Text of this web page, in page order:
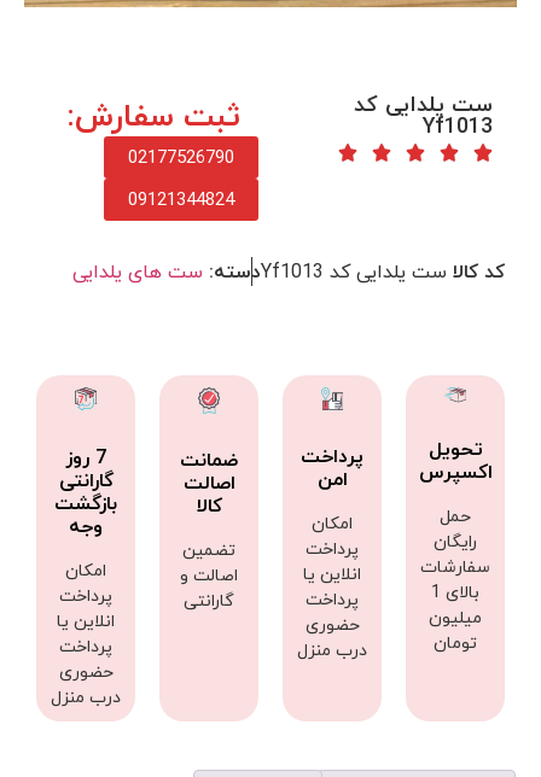
ست یلدایی کد
Yf1013 ثبت سفارش:
02177526790
09121344824
کد کالا ست یلدایی کد Yf1013 دسته: ست های یلدایی
تحویل
اکسپرس
حمل
رایگان
سفارشات
بالای 1
میلیون
تومان
پرداخت
امن
امکان
پرداخت
انلاین یا
پرداخت
حضوری
درب منزل
ضمانت
اصالت
کالا
تضمین
اصالت و
گارانتی
7 روز
گارانتی
بازگشت
وجه
امکان
پرداخت
انلاین یا
پرداخت
حضوری
درب منزل